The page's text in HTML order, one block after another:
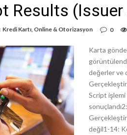
Results (Issuer
Kredi Kartı, Online & Otorizasyon 0
Karta
değerler ve
Script işlemi
değil1-14: